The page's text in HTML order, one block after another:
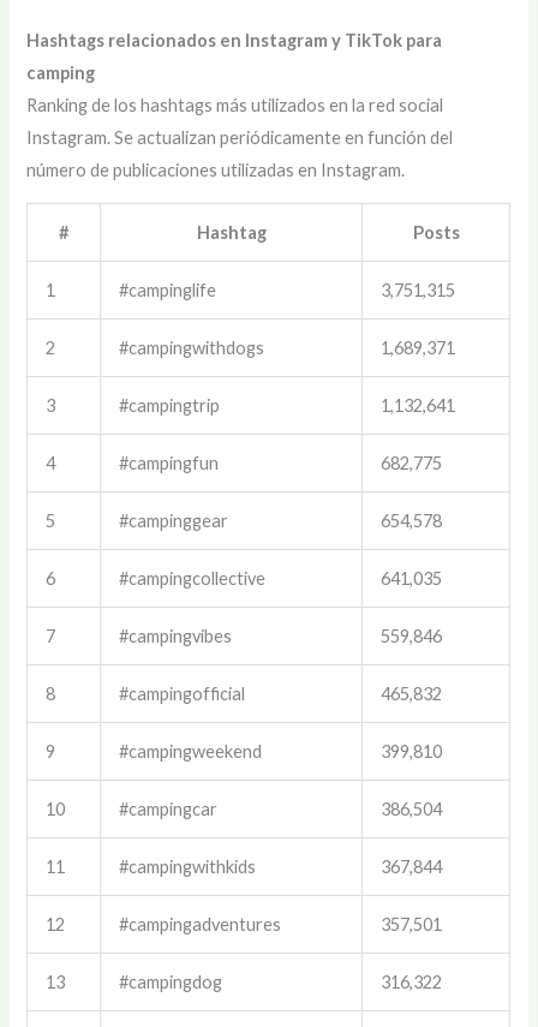
Hashtags relacionados en Instagram y TikTok para
camping
Ranking de los hashtags más utilizados en la red social
Instagram. Se actualizan periódicamente en función del
número de publicaciones utilizadas en Instagram.
# Hashtag Posts
1 #campinglife 3,751,315
2 #campingwithdogs 1,689,371
3 #campingtrip 1,132,641
4 #campingfun 682,775
5 #campinggear 654,578
6 #campingcollective 641,035
7 #campingvibes 559,846
8 #campingofficial 465,832
9 #campingweekend 399,810
10 #campingcar 386,504
11 #campingwithkids 367,844
12 #campingadventures 357,501
13 #campingdog 316,322